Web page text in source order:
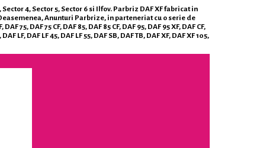
4, Sector 5, Sector 6 si Ilfov. Parbriz DAF XF fabricat in
Anunturi Parbrize, in parteneriat cu o serie de
DAF 75 CF, DAF 85, DAF 85 CF, DAF 95, DAF 95 XF, DAF CF,
LF, DAF LF 45, DAF LF 55, DAF SB, DAF TB, DAF XF, DAF XF 105,